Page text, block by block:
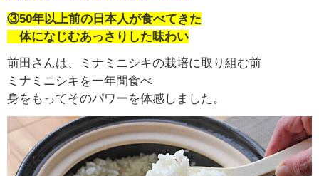
③50年以上前の日本人が食べてきた
体になじむあっさりした味わい
前田さんは、ミナミニシキの栽培に取り組む前
ミナミニシキを一年間食べ
身をもってそのパワーを体感しました。